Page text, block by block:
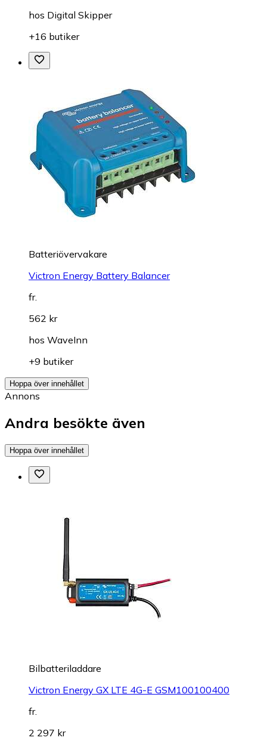
hos Digital Skipper
+16 butiker
Batteriövervakare
Victron Energy Battery Balancer
fr.
562 kr
hos WaveInn
+9 butiker
Hoppa över innehållet
Annons
Andra besökte även
Hoppa över innehållet
Bilbatteriladdare
Victron Energy GX LTE 4G-E GSM100100400
fr.
2 297 kr